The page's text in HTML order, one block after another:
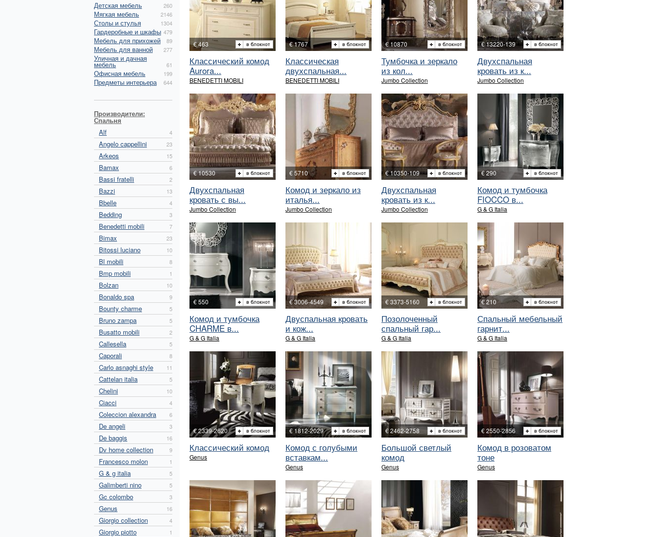
Детская мебель 260
Мягкая мебель 2146
Столы и стулья 1304
Гардеробные и шкафы 479
Мебель для прихожей 89
Мебель для ванной 277
Уличная и дачная
мебель 61
Офисная мебель 199
Предметы интерьера 644
Производители:
Спальня
Alf
4
Angelo cappellini 23
Arkeos 15
Bamax 6
Bassi fratelli 2
Bazzi 13
Bbelle 4
Bedding 3
Benedetti mobili 7
Bimax 23
Bitossi luciano 10
Bl mobili 8
Bmp mobili 1
Bolzan 10
Bonaldo spa 9
Bounty charme 5
Bruno zampa 5
Busatto mobili 2
Callesella 5
Caporali 8
Carlo asnaghi style 11
Cattelan italia 5
Chelini 10
Ciacci 4
Coleccion alexandra 6
De angeli 3
De baggis 16
Dv home collection 9
Francesco molon 1
G & g italia 5
Galimberti nino 5
Gc colombo 3
Genus 16
Giorgio collection 4
Giorgio piotto 1
€ 463
Классический комод
Aurora...
BENEDETTI MOBILI
€ 1767
Классическая
двухспальная...
BENEDETTI MOBILI
€ 10870
Тумбочка и зеркало
из кол...
Jumbo Collection
€ 13220-139
Двухспальная
кровать из к...
Jumbo Collection
€ 10530
Двухспальная
кровать с вы...
Jumbo Collection
€ 5710
Комод и зеркало из
италья...
Jumbo Collection
€ 10350-109
Двухспальная
кровать из к...
Jumbo Collection
€ 290
Комод и тумбочка
FIOCCO в...
G & G Italia
€ 550
Комод и тумбочка
CHARME в...
G & G Italia
€ 3006-4549
Двуспальная кровать
и кож...
G & G Italia
€ 3373-5160
Позолоченный
спальный гар...
G & G Italia
€ 210
Спальный мебельный
гарнит...
G & G Italia
€ 2339-2620
Классический комод
Genus
€ 1812-2029
Комод с голубыми
вставкам...
Genus
€ 2462-2758
Большой светлый
комод
Genus
€ 2550-2856
Комод в розоватом
тоне
Genus